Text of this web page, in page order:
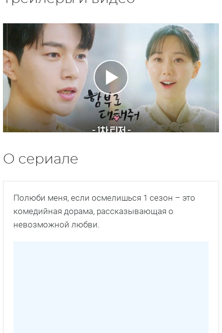
О сериале
Полюби меня, если осмелишься 1 сезон – это
комедийная дорама, рассказывающая о
невозможной любви.